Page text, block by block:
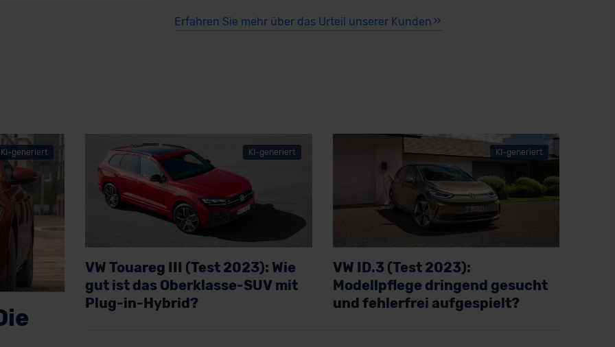
Erfahren Sie mehr über das Urteil unserer Kunden
KI-generiert KI-generiert
VW Touareg III (Test 2023): Wie
gut ist das Oberklasse-SUV mit
Plug-in-Hybrid?
KI-generiert
VW ID.3 (Test 2023):
Modellpflege dringend gesucht
und fehlerfrei aufgespielt?